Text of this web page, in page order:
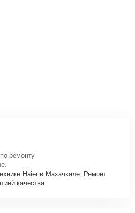
ремонту
Haier в Махачкале. Ремонт
качества.